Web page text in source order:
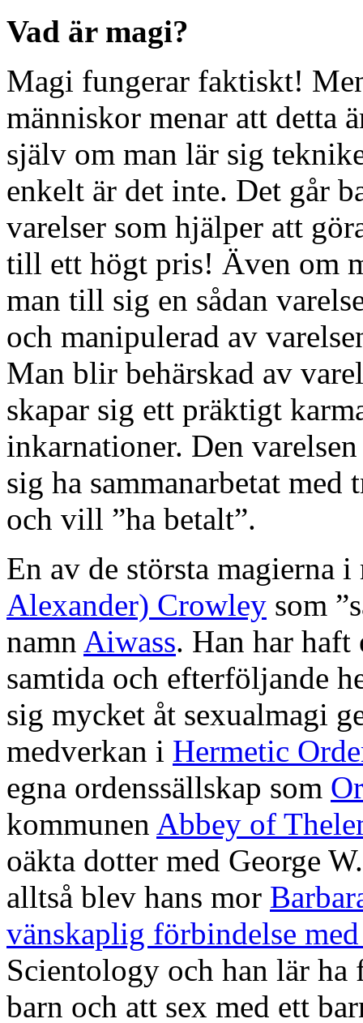
Vad är magi?
Magi fungerar faktiskt!
människor menar att detta
själv om man lär sig
enkelt är det inte. Det går
varelser som hjälper att
till ett högt pris! Även om
man till sig en sådan
och manipulerad av
Man blir behärskad av
skapar sig ett präktigt
inkarnationer. Den
sig ha sammanarbetat
och vill ”ha betalt”.
En av de största magierna
Alexander) Crowley som
namn Aiwass. Han har
samtida och efterföljande
sig mycket åt sexualmagi
medverkan i Hermetic
egna ordenssällskap som
kommunen Abbey of
oäkta dotter med George
alltså blev hans mor
vänskaplig förbindelse
Scientology och han lär ha
barn och att sex med ett